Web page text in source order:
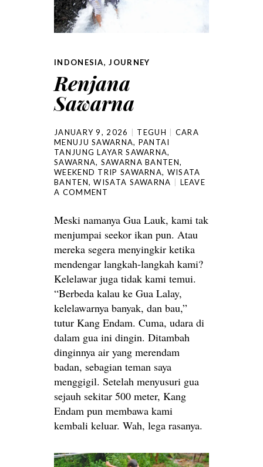
INDONESIA,JOURNEY
Renjana
Sawarna
JANUARY 9, 2026 TEGUH
CARA
MENUJU SAWARNA, PANTAI
TANJUNG LAYAR SAWARNA,
SAWARNA, SAWARNA BANTEN,
WEEKEND TRIP SAWARNA, WISATA
BANTEN,WISATA SAWARNA
LEAVE
A COMMENT
Meski namanya Gua Lauk, kami tak
menjumpai seekor ikan pun. Atau
mereka segera menyingkir ketika
mendengar langkah-langkah kami?
Kelelawar juga tidak kami temui.
“Berbeda kalau ke Gua Lalay,
kelelawarnya banyak, dan bau,”
tutur Kang Endam. Cuma, udara di
dalam gua ini dingin. Ditambah
dinginnya air yang merendam
badan, sebagian teman saya
menggigil. Setelah menyusuri gua
sejauh sekitar 500 meter, Kang
Endam pun membawa kami
kembali keluar. Wah, lega rasanya.